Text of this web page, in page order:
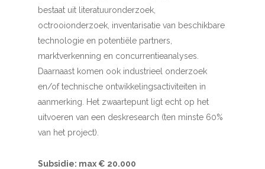
bestaat uit literatuuronderzoek,
octrooionderzoek, inventarisatie van beschikbare
technologie en potentiële partners,
marktverkenning en concurrentieanalyses.
Daarnaast komen ook industrieel onderzoek
en/of technische ontwikkelingsactiviteiten in
aanmerking. Het zwaartepunt ligt echt op het
uitvoeren van een deskresearch (ten minste 60%
van het project).
Subsidie: max € 20.000